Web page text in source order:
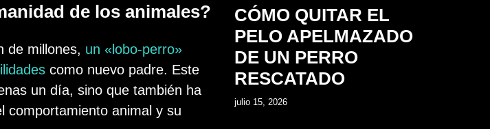
de los animales?
de millones, un «lobo-perro»
como nuevo padre. Este
un día, sino que también ha
comportamiento animal y su
CÓMO QUITAR EL
PELO APELMAZADO
DE UN PERRO
RESCATADO
julio 15, 2026